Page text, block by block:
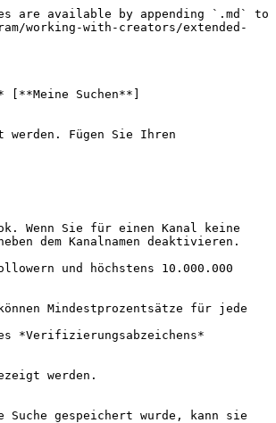
are available by appending `.md` to
working-with-creators/extended-
Suchen**]
Fügen Sie Ihren
Wenn Sie für einen Kanal keine
dem Kanalnamen deaktivieren.
werden.
gespeichert wurde, kann sie